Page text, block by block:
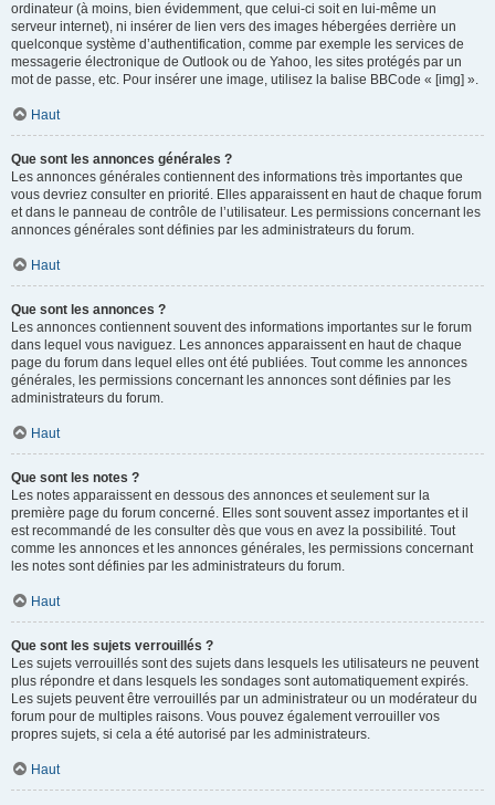
ordinateur (à moins, bien évidemment, que celui-ci soit en lui-même un
serveur internet), ni insérer de lien vers des images hébergées derrière un
quelconque système d’authentification, comme par exemple les services de
messagerie électronique de Outlook ou de Yahoo, les sites protégés par un
mot de passe, etc. Pour insérer une image, utilisez la balise BBCode « [img] ».
Haut
Que sont les annonces générales ?
Les annonces générales contiennent des informations très importantes que
vous devriez consulter en priorité. Elles apparaissent en haut de chaque forum
et dans le panneau de contrôle de l’utilisateur. Les permissions concernant les
annonces générales sont définies par les administrateurs du forum.
Haut
Que sont les annonces ?
Les annonces contiennent souvent des informations importantes sur le forum
dans lequel vous naviguez. Les annonces apparaissent en haut de chaque
page du forum dans lequel elles ont été publiées. Tout comme les annonces
générales, les permissions concernant les annonces sont définies par les
administrateurs du forum.
Haut
Que sont les notes ?
Les notes apparaissent en dessous des annonces et seulement sur la
première page du forum concerné. Elles sont souvent assez importantes et il
est recommandé de les consulter dès que vous en avez la possibilité. Tout
comme les annonces et les annonces générales, les permissions concernant
les notes sont définies par les administrateurs du forum.
Haut
Que sont les sujets verrouillés ?
Les sujets verrouillés sont des sujets dans lesquels les utilisateurs ne peuvent
plus répondre et dans lesquels les sondages sont automatiquement expirés.
Les sujets peuvent être verrouillés par un administrateur ou un modérateur du
forum pour de multiples raisons. Vous pouvez également verrouiller vos
propres sujets, si cela a été autorisé par les administrateurs.
Haut